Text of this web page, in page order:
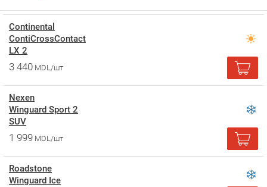
Continental
ContiCrossContact
LX 2
3 440 MDL/шт
Nexen
Winguard Sport 2
SUV
1 999 MDL/шт
Roadstone
Winguard Ice